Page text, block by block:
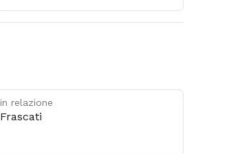
in relazione
Frascati